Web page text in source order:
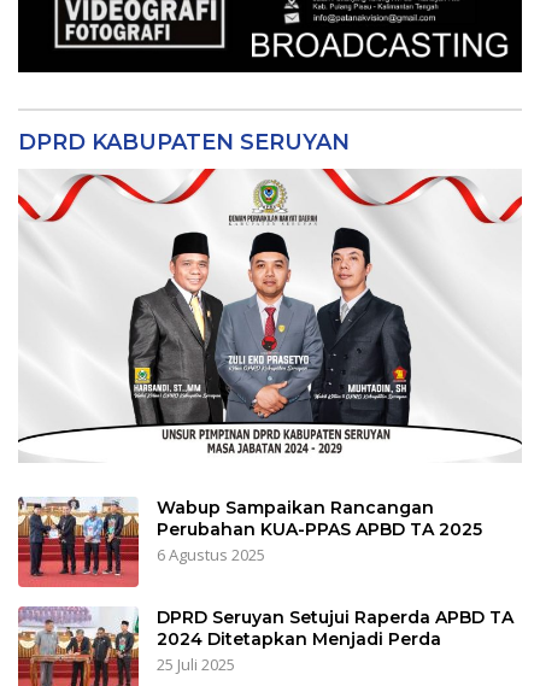
DPRD KABUPATEN SERUYAN
Wabup Sampaikan Rancangan
Perubahan KUA-PPAS APBD TA 2025
6 Agustus 2025
DPRD Seruyan Setujui Raperda APBD TA
2024 Ditetapkan Menjadi Perda
25 Juli 2025